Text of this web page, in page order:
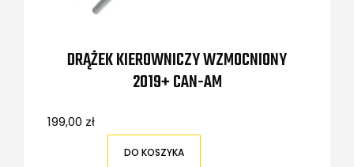
DRĄŻEK KIEROWNICZY WZMOCNIONY
2019+ CAN-AM
199,00 zł
DO KOSZYKA